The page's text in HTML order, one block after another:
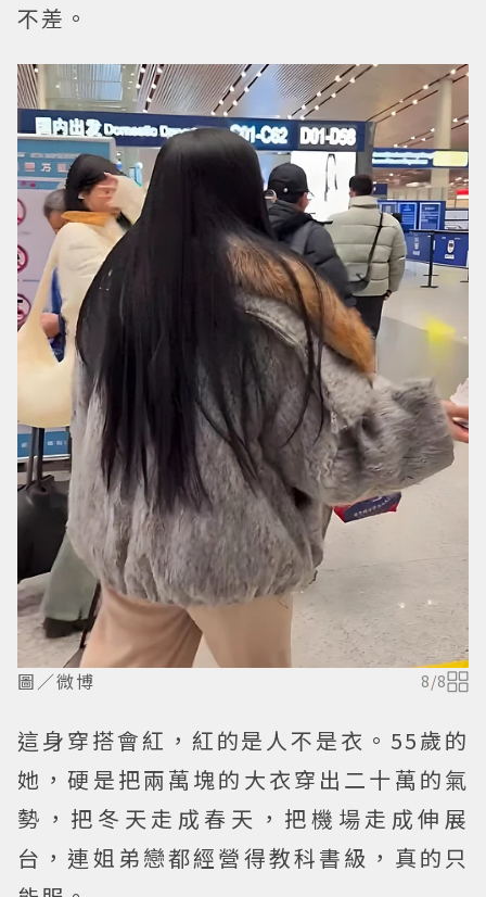
不差。
圖／微博 8/8
這身穿搭會紅，紅的是人不是衣。55歲的
她，硬是把兩萬塊的大衣穿出二十萬的氣
勢，把冬天走成春天，把機場走成伸展
台，連姐弟戀都經營得教科書級，真的只